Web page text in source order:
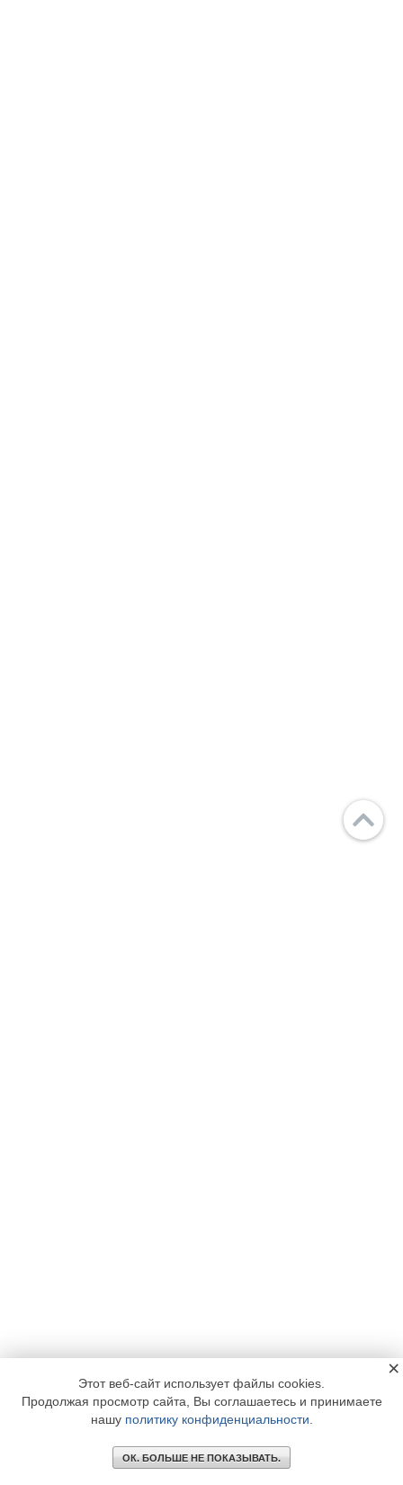
Этот веб-сайт использует файлы cookies.
Продолжая просмотр сайта, Вы соглашаетесь и принимаете
нашу политику конфиденциальности
ОК. БОЛЬШЕ НЕ ПОКАЗЫВАТЬ.
×